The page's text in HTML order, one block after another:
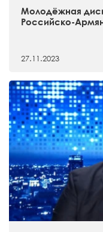
Молодёжная
Российско-
27.11.2023